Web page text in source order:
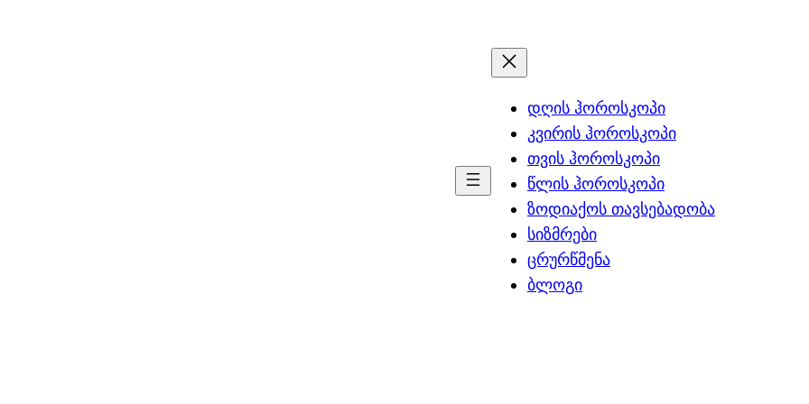
დღის ჰოროსკოპი
კვირის ჰოროსკოპი
თვის ჰოროსკოპი
წლის ჰოროსკოპი
ზოდიაქოს თავსებადობა
სიზმრები
ცრურწმენა
ბლოგი